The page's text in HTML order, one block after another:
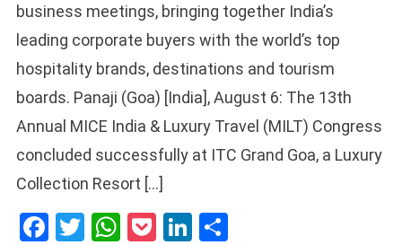
business meetings, bringing together India’s
leading corporate buyers with the world’s top
hospitality brands, destinations and tourism
boards. Panaji (Goa) [India], August 6: The 13th
Annual MICE India & Luxury Travel (MILT) Congress
concluded successfully at ITC Grand Goa, a Luxury
Collection Resort […]
Facebook
Twitter
WhatsApp
PocketLinkedIn